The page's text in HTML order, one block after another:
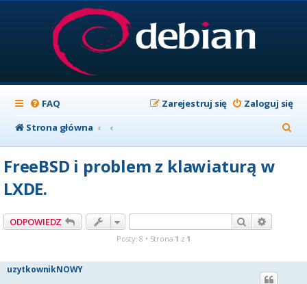
FAQ Zaloguj się
Zarejestruj się
Strona główna
z
FreeBSD i problem z klawiaturą w
LXDE.
ODPOWIEDZ Szukaj
Posty: 8 • Strona 1 z 1
uzytkownikNOWY